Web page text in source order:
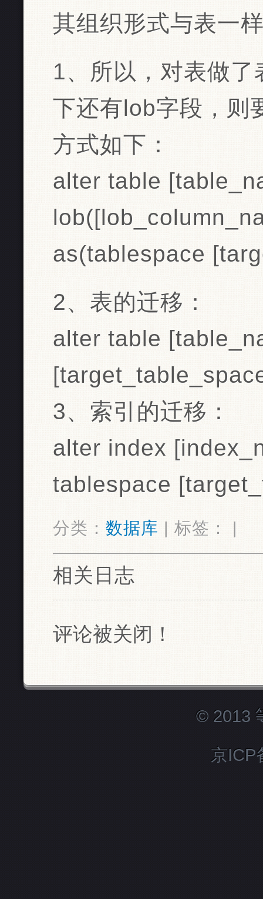
其组织形式与表一
1、所以，对表做
下还有lob字段，则
方式如下：
alter table
as(tablespace
2、表的迁移：
alter table
3、索引的迁移：
alter index
tablespace
分类： 数据库 | 标签： |
相关日志
评论被关闭！
© 2013
京ICP